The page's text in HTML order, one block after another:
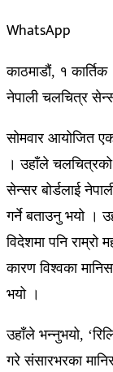
WhatsApp
काठमाडौं, १
नेपाली चलचित्र
सोमवार आयोजित
। उहाँले
सेन्सर बोर्डलाई
गर्ने बताउनु भयो ।
विदेशमा पनि
कारण विश्वका
भयो ।
उहाँले भन्नुभयो,
गरे संसारभरका